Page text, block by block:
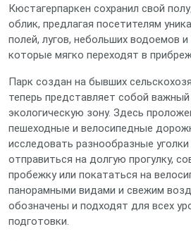
Кюстагерпаркен сохранил свой
облик, предлагая посетителям
полей, лугов, небольших водоемов и
которые мягко переходят в
Парк создан на бывших
теперь представляет собой
экологическую зону. Здесь
пешеходные и велосипедные
исследовать разнообразные
отправиться на долгую прогулку,
пробежку или покататься на
панорамными видами и свежим
обозначены и подходят для всех
подготовки.